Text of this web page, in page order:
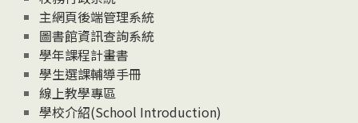
主網頁後端管理系統
圖書館資訊查詢系統
學年課程計畫書
學生選課輔導手冊
線上教學專區
學校介紹(School Introduction)